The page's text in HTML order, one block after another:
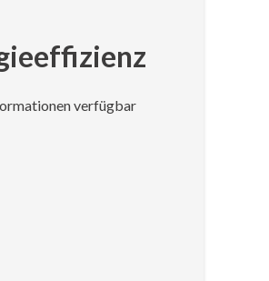
verfügbar